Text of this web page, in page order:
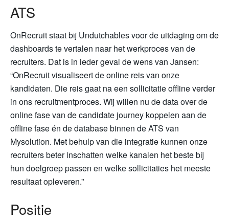
ATS
OnRecruit staat bij Undutchables voor de uitdaging om de
dashboards te vertalen naar het werkproces van de
recruiters. Dat is in ieder geval de wens van Jansen:
“OnRecruit visualiseert de online reis van onze
kandidaten. Die reis gaat na een sollicitatie offline verder
in ons recruitmentproces. Wij willen nu de data over de
online fase van de candidate journey koppelen aan de
offline fase én de database binnen de ATS van
Mysolution. Met behulp van die integratie kunnen onze
recruiters beter inschatten welke kanalen het beste bij
hun doelgroep passen en welke sollicitaties het meeste
resultaat opleveren.”
Positie